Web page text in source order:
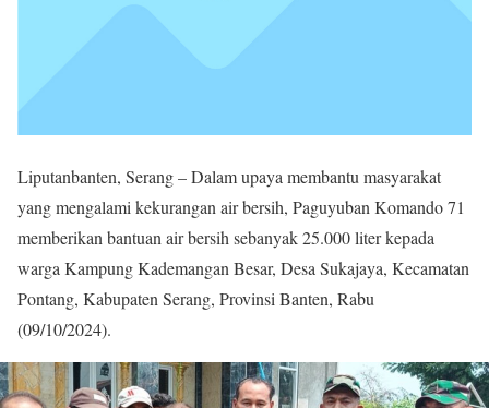
Liputanbanten, Serang – Dalam upaya membantu masyarakat
yang mengalami kekurangan air bersih, Paguyuban Komando 71
memberikan bantuan air bersih sebanyak 25.000 liter kepada
warga Kampung Kademangan Besar, Desa Sukajaya, Kecamatan
Pontang, Kabupaten Serang, Provinsi Banten, Rabu
(09/10/2024).